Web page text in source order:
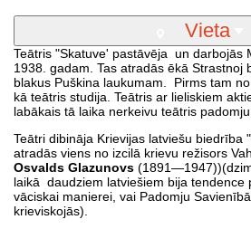
Vieta
Teātris "Skatuve' pastāvēja un darbojās
1938. gadam. Tas atradās ēkā Strastnoj
blakus Puškina laukumam. Pirms tam
kā teātris studija. Teātris ar lieliskiem
labākais tā laika nerkeivu teātris padomju
Teātri dibināja Krievijas latviešu biedrība
atradās viens no izcilā krievu režisors
Osvalds Glazunovs
laikā daudziem latviešiem bija tendence
vāciskai manierei, vai Padomju
krieviskojās).